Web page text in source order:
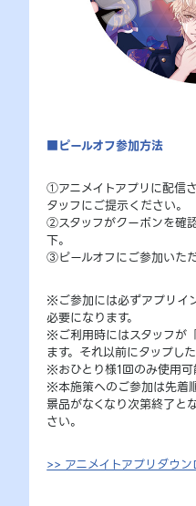
■ピールオフ参加方法
①アニメイトアプリに配信
タッフにご提示ください。
②スタッフがクーポンを確
下。
③ピールオフにご参加いただ
※ご参加には必ずアプリイ
必要になります。
※ご利用時にはスタッフが
ます。それ以前にタップし
※おひとり様1回のみ使用可
※本施策へのご参加は先着
景品がなくなり次第終了と
さい。
>> アニメイトアプリダウ